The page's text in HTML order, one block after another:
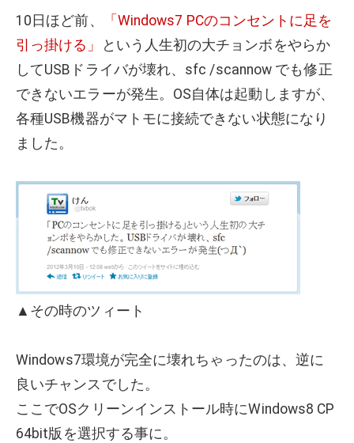
10日ほど前、
「Windows7 PCのコンセントに足を
引っ掛ける」
という人生初の大チョンボをやらか
してUSBドライバが壊れ、sfc /scannow でも修正
できないエラーが発生。OS自体は起動しますが、
各種USB機器がマトモに接続できない状態になり
ました。
▲その時のツィート
Windows7環境が完全に壊れちゃったのは、逆に
良いチャンスでした。
ここでOSクリーンインストール時にWindows8 CP
64bit版を選択する事に。